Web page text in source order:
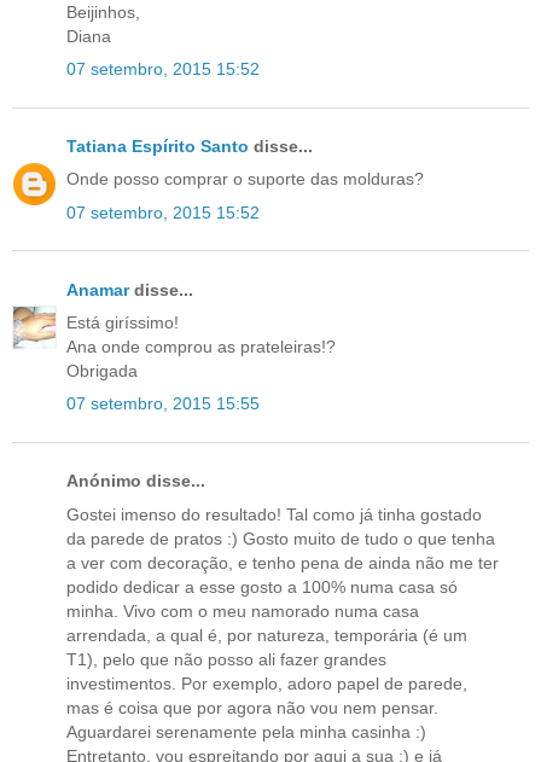
Beijinhos,
Diana
07 setembro, 2015 15:52
Tatiana Espírito Santo disse...
Onde posso comprar o suporte das molduras?
07 setembro, 2015 15:52
Anamardisse...
Está giríssimo!
Ana onde comprou as prateleiras!?
Obrigada
07 setembro, 2015 15:55
Anónimo disse...
Gostei imenso do resultado! Tal como já tinha gostado
da parede de pratos :) Gosto muito de tudo o que tenha
a ver com decoração, e tenho pena de ainda não me ter
podido dedicar a esse gosto a 100% numa casa só
minha. Vivo com o meu namorado numa casa
arrendada, a qual é, por natureza, temporária (é um
T1), pelo que não posso ali fazer grandes
investimentos. Por exemplo, adoro papel de parede,
mas é coisa que por agora não vou nem pensar.
Aguardarei serenamente pela minha casinha :)
Entretanto, vou espreitando por aqui a sua :) e já